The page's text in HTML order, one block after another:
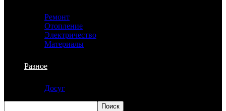
Ремонт
Отопление
Электричество
Материалы
Разное
Досуг